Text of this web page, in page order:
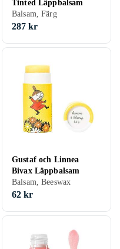
Tinted Läppbalsam
Balsam, Färg
287 kr
Gustaf och Linnea
Bivax Läppbalsam
Balsam, Beeswax
62 kr